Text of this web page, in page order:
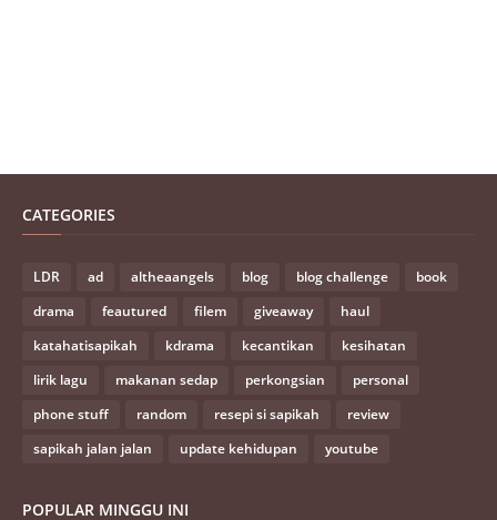
CATEGORIES
LDR ad altheaangels blog blog challenge
book
drama
feautured filem giveaway
haul
katahatisapikah
kdrama kecantikan
kesihatan
lirik lagu
makanan sedap perkongsian
personal
phone stuff
random resepi si sapikah
review
sapikah jalan jalan
update kehidupan youtube
POPULAR MINGGU INI